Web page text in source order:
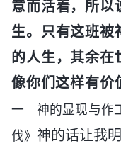
意而活着，所以
生。只有这班被
的人生，其余在
像你们这样有价
一 神的显现与作
伐》 神的话让我